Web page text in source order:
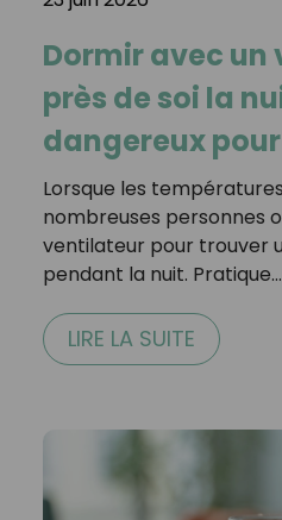
Dormir avec
près de soi la
dangereux
Lorsque les
nombreuses personnes
ventilateur pour trouver
pendant la nuit. Pratique…
LIRE LA SUITE